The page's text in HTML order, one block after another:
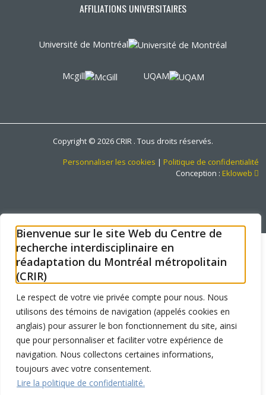
Bienvenue sur le site Web du Centre de
recherche interdisciplinaire en
réadaptation du Montréal métropolitain
(CRIR)
Le respect de votre vie privée compte pour nous. Nous
utilisons des témoins de navigation (appelés cookies en
anglais) pour assurer le bon fonctionnement du site, ainsi
que pour personnaliser et faciliter votre expérience de
navigation. Nous collectons certaines informations,
toujours avec votre consentement.
Lire la politique de confidentialité.
AFFILIATIONS UNIVERSITAIRES
Université de Montréal
Mcgill UQAM
Copyright © 2026 CRIR . Tous droits réservés.
Personnaliser les cookies | Politique de confidentialité
Conception : Ekloweb